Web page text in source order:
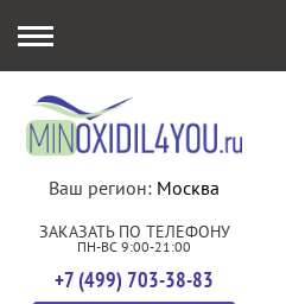
Ваш регион: Москва
ЗАКАЗАТЬ ПО ТЕЛЕФОНУ
ПН-ВС 9:00-21:00
+7 (499) 703-38-83